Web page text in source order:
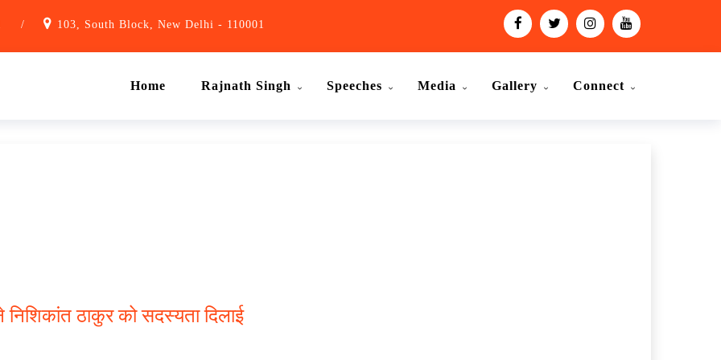
/ 103, South Block, New Delhi - 110001
Home Rajnath Singh Speeches Media Gallery Connect
निशिकांत ठाकुर को सदस्यता दिलाई